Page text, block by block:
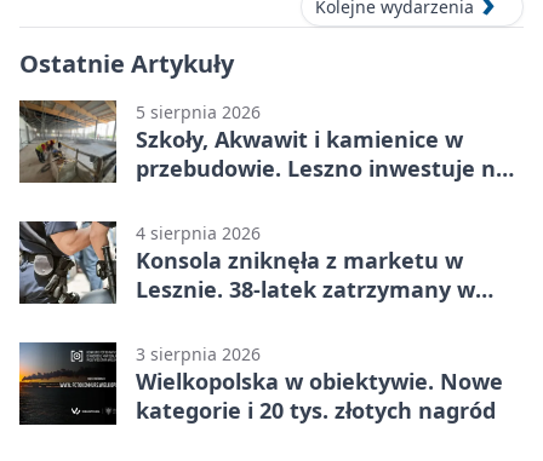
Kolejne wydarzenia
Ostatnie Artykuły
5 sierpnia 2026
Szkoły, Akwawit i kamienice w
przebudowie. Leszno inwestuje na
4 sierpnia 2026
Konsola zniknęła z marketu w
Lesznie. 38-latek zatrzymany w
3 sierpnia 2026
Wielkopolska w obiektywie. Nowe
kategorie i 20 tys. złotych nagród